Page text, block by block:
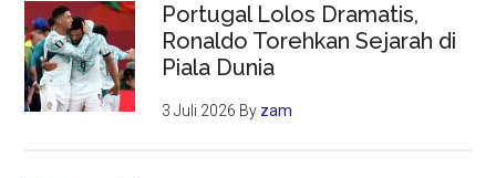
Portugal Lolos Dramatis,
Ronaldo Torehkan Sejarah di
Piala Dunia
3 Juli 2026 By zam